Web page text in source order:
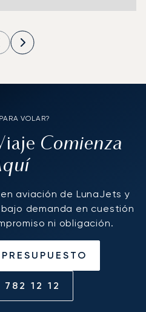
VOLAR?
Comienza
aviación de LunaJets y
demanda en cuestión
ni obligación.
782 12 12